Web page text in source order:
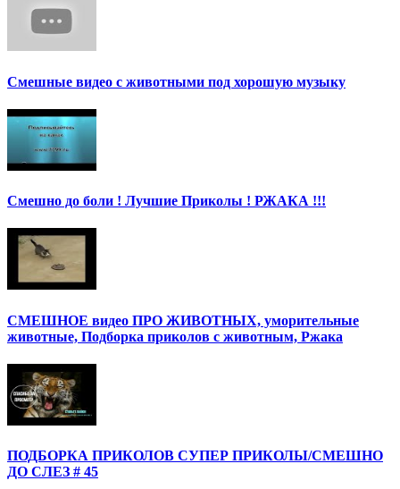
Смешные видео с животными под хорошую музыку
Смешно до боли ! Лучшие Приколы ! РЖАКА !!!
СМЕШНОЕ видео ПРО ЖИВОТНЫХ, уморительные
животные, Подборка приколов с животным, Ржака
ПОДБОРКА ПРИКОЛОВ СУПЕР ПРИКОЛЫ/СМЕШНО
ДО СЛЕЗ # 45